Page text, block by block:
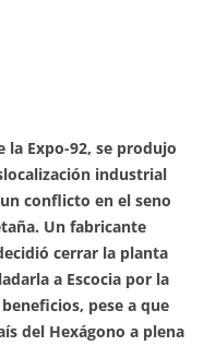
la Expo-92, se produjo
industrial
conflicto en el seno
Un fabricante
cerrar la planta
a Escocia por la
pese a que
del Hexágono a plena